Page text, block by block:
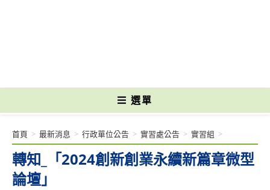
選單
轉知_「2024創新創業永續新篇章微型
論壇」
首頁 > 最新消息 > 行政單位公告 > 實習處公告 > 實習組 >